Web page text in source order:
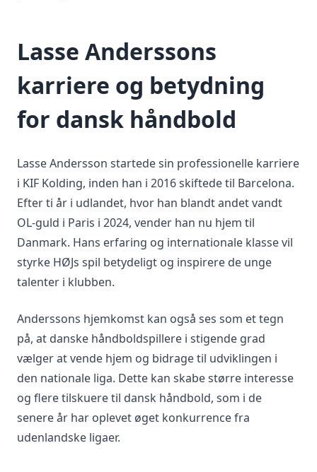
Lasse Anderssons
karriere og betydning
for dansk håndbold
Lasse Andersson startede sin professionelle karriere
i KIF Kolding, inden han i 2016 skiftede til Barcelona.
Efter ti år i udlandet, hvor han blandt andet vandt
OL-guld i Paris i 2024, vender han nu hjem til
Danmark. Hans erfaring og internationale klasse vil
styrke HØJs spil betydeligt og inspirere de unge
talenter i klubben.
Anderssons hjemkomst kan også ses som et tegn
på, at danske håndboldspillere i stigende grad
vælger at vende hjem og bidrage til udviklingen i
den nationale liga. Dette kan skabe større interesse
og flere tilskuere til dansk håndbold, som i de
senere år har oplevet øget konkurrence fra
udenlandske ligaer.